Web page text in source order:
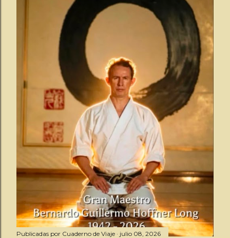
Publicadas por Cuaderno de Viaje julio 08, 2026